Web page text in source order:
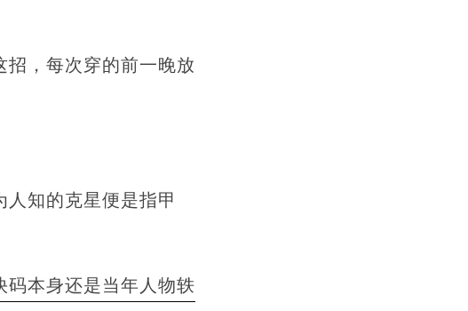
，每次穿的前一晚放
知的克星便是指甲
本身还是当年人物轶